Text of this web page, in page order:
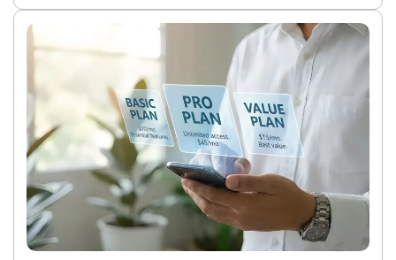
smartfona. Telefon staje się wtedy narzędziem wsparcia, a
nie źródłem chaosu. Z artykułu dowiesz się: Jak
przygotować telefon seniora do bezpiecznego
codziennego użytkowania Jak przygotować telefon
seniora do bezpiecznego codziennego użytkowania?
Punkt wyjścia stanowi wybór urządzenia, które po
konfiguracji daje czytelny ekran, prostą obsługę, szybki
kontakt z bliskimi i lepszą ochronę przed zgubieniem,
awarią oraz spamem. Dobrze ustawiony smartfon bywa
wygodniejszy niż klasyczny telefon, bo ma większy
wyświetlacz, wyraźniejsze litery i prostsze wybieranie
kontaktów dotykiem. Gdy ustawienia Androida dla seniora
są dopasowane do wzroku i nawyków użytkownika,
obsługa smartfona dla seniora staje się bardziej intuicyjna
niż korzystanie z małych klawiszy. Klasyczny telefon
AdobeStock_2033712735